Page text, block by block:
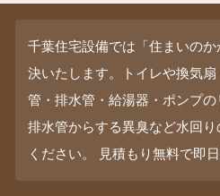
千葉住宅設備では「住まいの
決いたします。トイレや換気
管・排水管・給湯器・ポンプ
排水管からする異臭など水回
ください。 見積もり無料で即